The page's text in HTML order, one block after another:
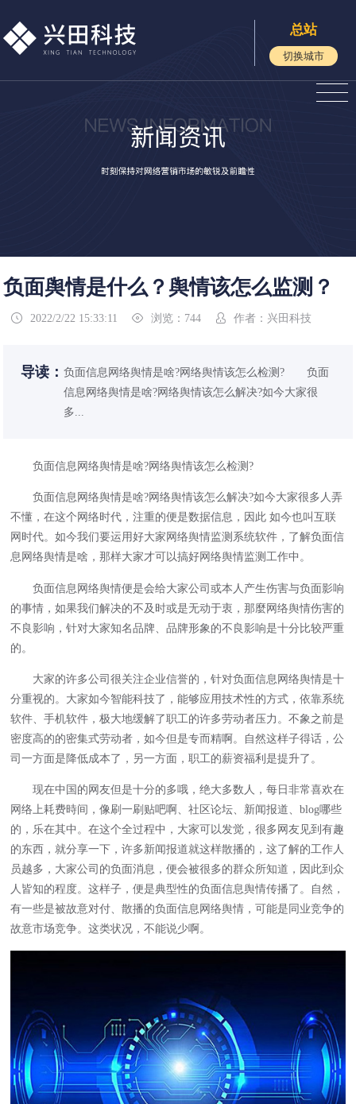
总站
切换城市
负面舆情是什么？舆情该怎么监测？
 2022/2/22 15:33:11  浏览：744  作者：兴田科技
导读：负面信息网络舆情是啥?网络舆情该怎么检测? 负面
信息网络舆情是啥?网络舆情该怎么解决?如今大家很
多...
负面信息网络舆情是啥?网络舆情该怎么检测?
负面信息网络舆情是啥?网络舆情该怎么解决?如今大家很多人弄
不懂，在这个网络时代，注重的便是数据信息，因此 如今也叫互联
网时代。如今我们要运用好大家网络舆情监测系统软件，了解负面信
息网络舆情是啥，那样大家才可以搞好网络舆情监测工作中。
负面信息网络舆情便是会给大家公司或本人产生伤害与负面影响
的事情，如果我们解决的不及时或是无动于衷，那麼网络舆情伤害的
不良影响，针对大家知名品牌、品牌形象的不良影响是十分比较严重
的。
大家的许多公司很关注企业信誉的，针对负面信息网络舆情是十
分重视的。大家如今智能科技了，能够应用技术性的方式，依靠系统
软件、手机软件，极大地缓解了职工的许多劳动者压力。不象之前是
密度高的的密集式劳动者，如今但是专而精啊。自然这样子得话，公
司一方面是降低成本了，另一方面，职工的薪资福利是提升了。
现在中国的网友但是十分的多哦，绝大多数人，每日非常喜欢在
网络上耗费時间，像刷一刷贴吧啊、社区论坛、新闻报道、blog哪些
的，乐在其中。在这个全过程中，大家可以发觉，很多网友见到有趣
的东西，就分享一下，许多新闻报道就这样散播的，这了解的工作人
员越多，大家公司的负面消息，便会被很多的群众所知道，因此到众
人皆知的程度。这样子，便是典型性的负面信息舆情传播了。自然，
有一些是被故意对付、散播的负面信息网络舆情，可能是同业竞争的
故意市场竞争。这类状况，不能说少啊。